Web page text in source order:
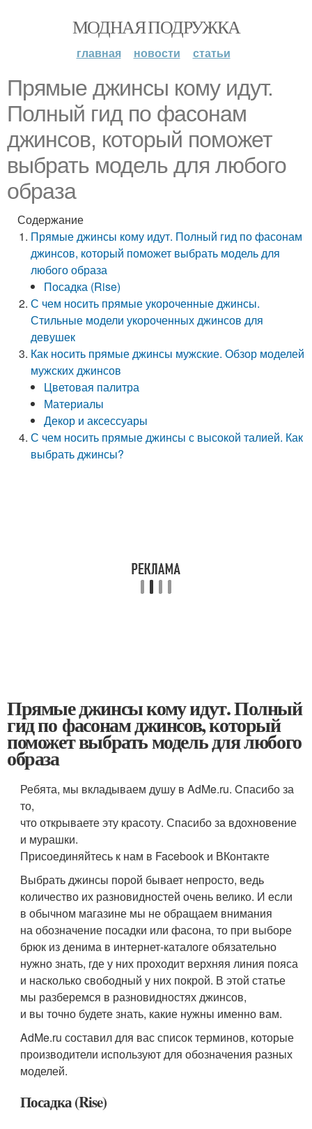
МОДНАЯ ПОДРУЖКА
главная новости статьи
Прямые джинсы кому идут.
Полный гид по фасонам
джинсов, который поможет
выбрать модель для любого
образа
Содержание
Прямые джинсы кому идут. Полный гид по фасонам
джинсов, который поможет выбрать модель для
любого образа
Посадка (Rise)
С чем носить прямые укороченные джинсы.
Стильные модели укороченных джинсов для
девушек
Как носить прямые джинсы мужские. Обзор моделей
мужских джинсов
Цветовая палитра
Материалы
Декор и аксессуары
С чем носить прямые джинсы с высокой талией. Как
выбрать джинсы?
Прямые джинсы кому идут. Полный
гид по фасонам джинсов, который
поможет выбрать модель для любого
образа
Ребята, мы вкладываем душу в AdMe.ru. Cпасибо за
то,
что открываете эту красоту. Спасибо за вдохновение
и мурашки.
Присоединяйтесь к нам в Facebook и ВКонтакте
Выбрать джинсы порой бывает непросто, ведь
количество их разновидностей очень велико. И если
в обычном магазине мы не обращаем внимания
на обозначение посадки или фасона, то при выборе
брюк из денима в интернет-каталоге обязательно
нужно знать, где у них проходит верхняя линия пояса
и насколько свободный у них покрой. В этой статье
мы разберемся в разновидностях джинсов,
и вы точно будете знать, какие нужны именно вам.
AdMe.ru составил для вас список терминов, которые
производители используют для обозначения разных
моделей.
Посадка (Rise)